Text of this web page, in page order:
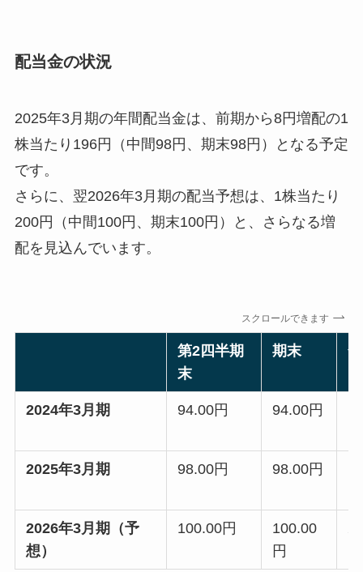
配当金の状況
2025年3月期の年間配当金は、前期から8円増配の1
株当たり196円（中間98円、期末98円）となる予定
です。
さらに、翌2026年3月期の配当予想は、1株当たり
200円（中間100円、期末100円）と、さらなる増
配を見込んでいます。
スクロールできます
第2四半期
末
期末
2024年3月期 94.00円 94.00円
2025年3月期 98.00円 98.00円
2026年3月期（予
想）
100.00円
100.00
円